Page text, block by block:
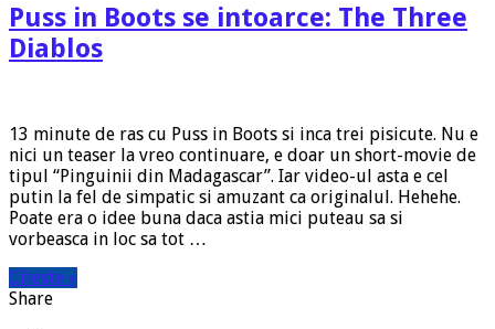
Puss in Boots se intoarce: The Three
Diablos
13 minute de ras cu Puss in Boots si inca trei pisicute. Nu e
nici un teaser la vreo continuare, e doar un short-movie de
tipul “Pinguinii din Madagascar”. Iar video-ul asta e cel
putin la fel de simpatic si amuzant ca originalul. Hehehe.
Poate era o idee buna daca astia mici puteau sa si
vorbeasca in loc sa tot …
Citeste »
Share